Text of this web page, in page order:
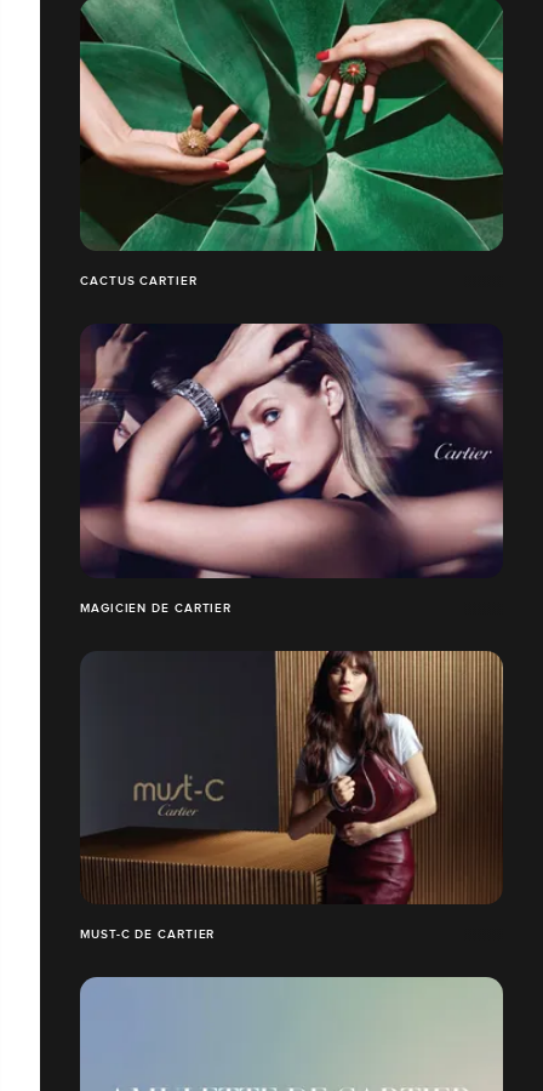
CACTUS CARTIER
MAGICIEN DE CARTIER
MUST-C DE CARTIER